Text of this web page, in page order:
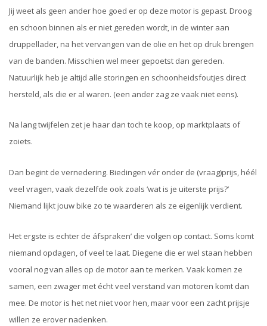
Jij weet als geen ander hoe goed er op deze motor is gepast. Droog
en schoon binnen als er niet gereden wordt, in de winter aan
druppellader, na het vervangen van de olie en het op druk brengen
van de banden. Misschien wel meer gepoetst dan gereden.
Natuurlijk heb je altijd alle storingen en schoonheidsfoutjes direct
hersteld, als die er al waren. (een ander zag ze vaak niet eens).
Na lang twijfelen zet je haar dan toch te koop, op marktplaats of
zoiets.
Dan begint de vernedering. Biedingen vér onder de (vraag)prijs, héél
veel vragen, vaak dezelfde ook zoals ‘wat is je uiterste prijs?’
Niemand lijkt jouw bike zo te waarderen als ze eigenlijk verdient.
Het ergste is echter de áfspraken’ die volgen op contact. Soms komt
niemand opdagen, of veel te laat. Diegene die er wel staan hebben
vooral nog van alles op de motor aan te merken. Vaak komen ze
samen, een zwager met écht veel verstand van motoren komt dan
mee. De motor is het net niet voor hen, maar voor een zacht prijsje
willen ze erover nadenken.